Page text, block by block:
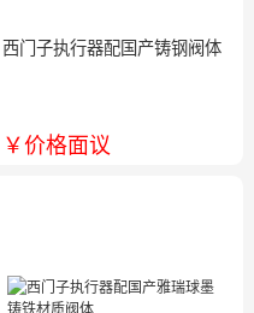
西门子执行器配国产铸钢阀体
￥价格面议